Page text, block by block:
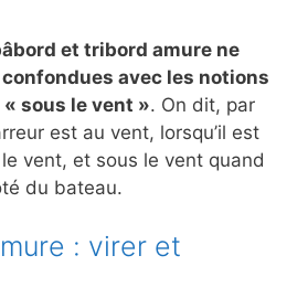
et tribord amure ne
avec les notions
sous le vent ». On dit, par
est au vent, lorsqu’il est
vent, et sous le vent quand
du bateau.
: virer et